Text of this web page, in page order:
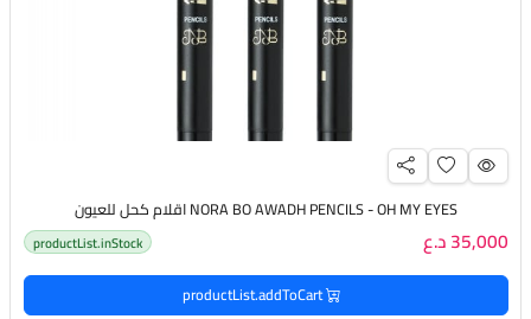
NORA BO AWADH PENCILS - OH MY EYES اقلام كحل للعيون
35,000 د.ع productList.inStock
productList.addToCart